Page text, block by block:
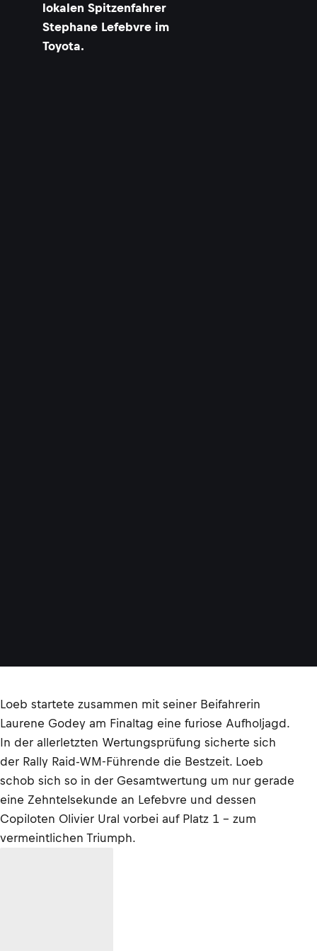
lokalen Spitzenfahrer
Stephane Lefebvre im
Toyota.
Loeb startete zusammen mit seiner Beifahrerin
Laurene Godey am Finaltag eine furiose Aufholjagd.
In der allerletzten Wertungsprüfung sicherte sich
der Rally Raid-WM-Führende die Bestzeit. Loeb
schob sich so in der Gesamtwertung um nur gerade
eine Zehntelsekunde an Lefebvre und dessen
Copiloten Olivier Ural vorbei auf Platz 1 - zum
vermeintlichen Triumph.